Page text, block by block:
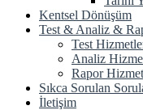
Kentsel Dönüşüm
Test & Analiz &
Test
Analiz
Rapor
Sıkca Sorulan
İletişim